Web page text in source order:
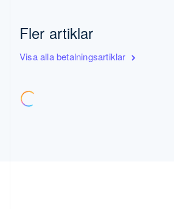
Fler artiklar
Visa alla betalningsartiklar
ItalianoEnglish
Japan
日本語English